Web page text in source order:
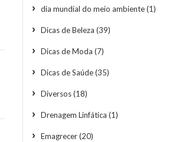
dia mundial do meio ambiente(1)
Dicas de Beleza (39)
Dicas de Moda (7)
Dicas de Saúde(35)
Diversos(18)
Drenagem Linfática (1)
Emagrecer(20)